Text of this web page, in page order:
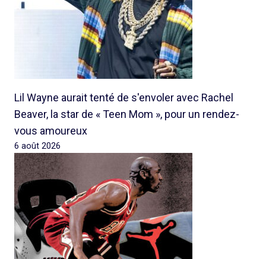
Lil Wayne aurait tenté de s'envoler avec Rachel
Beaver, la star de « Teen Mom », pour un rendez-
vous amoureux
6 août 2026